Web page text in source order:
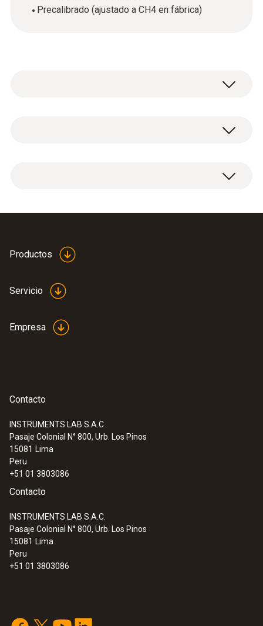
Precalibrado (ajustado a CH4 en fábrica)
Plastic
Color del producto
Metano
Rango
Resolución
10 ppm
contenido de O
de mínimo 2%.
:0632 3510
sistema de análisis de combustión
Productos
Servicio
Empresa
Contacto
INSTRUMENTS LAB S.A.C.
Pasaje Colonial N° 800, Urb. Los Pinos
15081 Lima
Peru
+51 01 3803086
Contacto
INSTRUMENTS LAB S.A.C.
Pasaje Colonial N° 800, Urb. Los Pinos
15081 Lima
Peru
+51 01 3803086